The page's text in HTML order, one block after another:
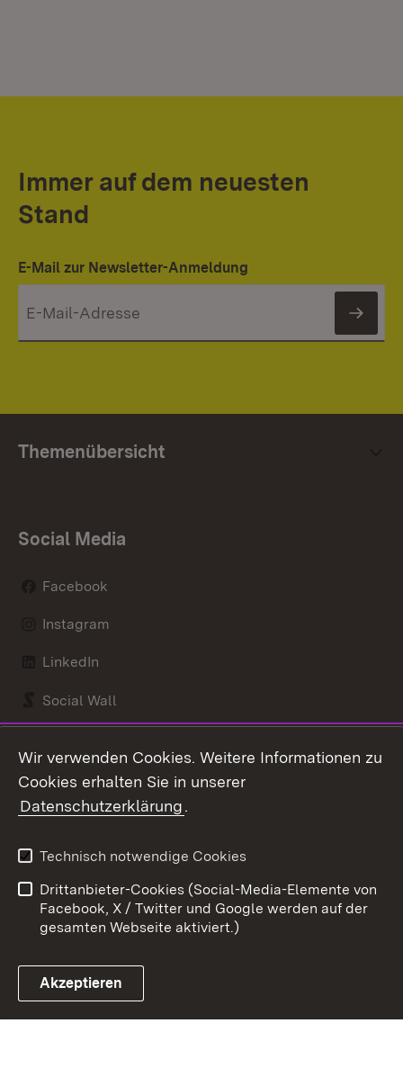
Immer auf dem neuesten
Stand
E-Mail zur Newsletter-Anmeldung
Themenübersicht
Social Media
Facebook
Instagram
LinkedIn
Social Wall
Link zum Landesportal
Kontakt
Barrierefreiheit
Impressum
Cookies
Wir verwenden Cookies. Weitere Informationen zu
Cookies erhalten Sie in unserer
Datenschutzerklärung.
Technisch notwendige Cookies
Drittanbieter-Cookies (Social-Media-Elemente von
Facebook, X / Twitter und Google werden auf der
gesamten Webseite aktiviert.)
Akzeptieren